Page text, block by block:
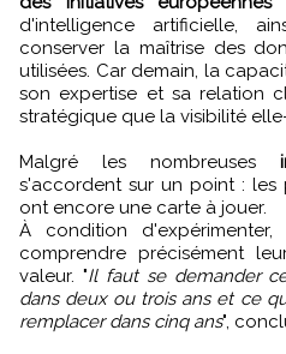
d'intelligence artificielle,
conserver la maîtrise des
utilisées. Car demain, la
son expertise et sa relation
stratégique que la visibilité
Malgré les nombreuses
s'accordent sur un point : les
ont encore une carte à jouer.
À condition
comprendre précisément
valeur. "Il faut se demander
dans deux ou trois ans et ce
remplacer dans cinq ans",